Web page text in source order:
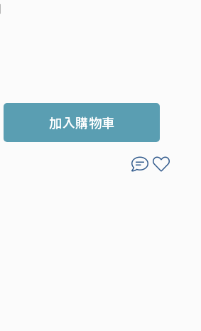
加入購物車